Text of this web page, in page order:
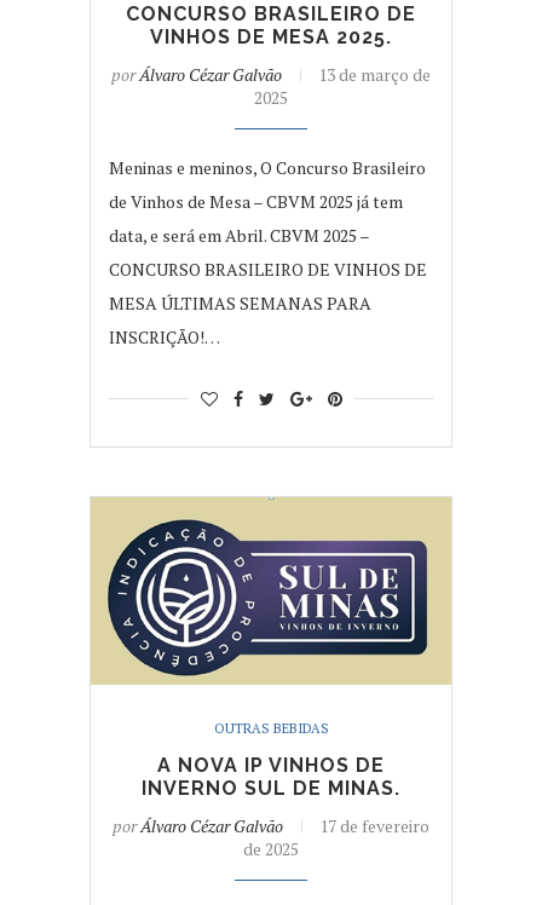
CONCURSO BRASILEIRO DE
VINHOS DE MESA 2025.
porÁlvaro Cézar Galvão
13 de março de
2025
Meninas e meninos, O Concurso Brasileiro
de Vinhos de Mesa – CBVM 2025 já tem
data, e será em Abril. CBVM 2025 –
CONCURSO BRASILEIRO DE VINHOS DE
MESA ÚLTIMAS SEMANAS PARA
INSCRIÇÃO!…
OUTRAS BEBIDAS
A NOVA IP VINHOS DE
INVERNO SUL DE MINAS.
porÁlvaro Cézar Galvão
17 de fevereiro
de 2025